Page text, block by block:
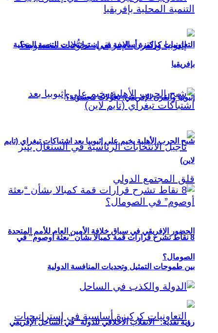
إثيوبيا والقرن الإفريقي: تحوُّلات محسوبة؟
الحضور الإفريقي في سباق خلافة الأمين العام للأمم المتحدة
بين طموحات التمثيل وتحديات المنافسة الدولية
التعاونيات كركيزة أساسية في إستراتيجيات التنمية المحلية
بإفريقيا
شبح الحرب الأهلية يخيم على إثيوبيا بعد اشتباكات تيغراي (تايم
لاين)
8 نقاط تشرح قرارات قمة كمبالا بشأن “بعثة أوصوم” في
الصومال؟
رؤية نقدية: “الانقلاب الأخلاقي للدولة” في الساحل الإفريقي